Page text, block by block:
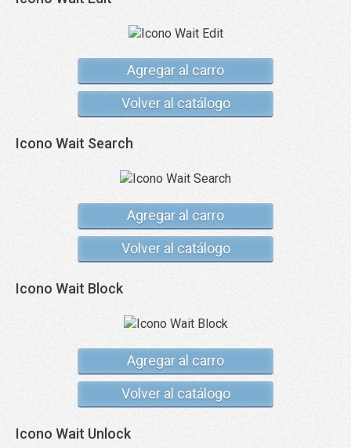
Agregar al carro
Volver al catálogo
Icono Wait Search
Agregar al carro
Volver al catálogo
Icono Wait Block
Agregar al carro
Volver al catálogo
Icono Wait Unlock